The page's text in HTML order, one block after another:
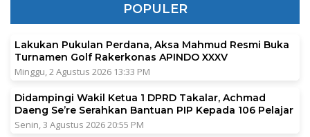
POPULER
Lakukan Pukulan Perdana, Aksa Mahmud Resmi Buka
Turnamen Golf Rakerkonas APINDO XXXV
Minggu, 2 Agustus 2026 13:33 PM
Didampingi Wakil Ketua 1 DPRD Takalar, Achmad
Daeng Se’re Serahkan Bantuan PIP Kepada 106 Pelajar
Senin, 3 Agustus 2026 20:55 PM